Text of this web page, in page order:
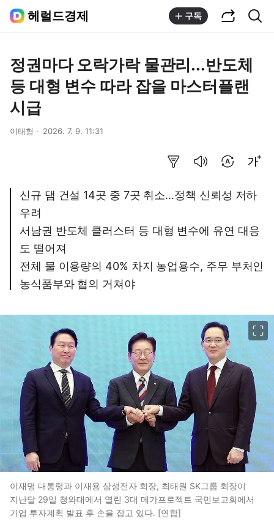
헤럴드경제 구독
정권마다 오락가락 물관리...반도체
등 대형 변수 따라 잡을 마스터플랜
시급
이태형 2026. 7. 9. 11:31
신규 댐 건설 14곳 중 7곳 취소…정책 신뢰성 저하
우려
서남권 반도체 클러스터 등 대형 변수에 유연 대응
도 떨어져
전체 물 이용량의 40% 차지 농업용수, 주무 부처인
농식품부와 협의 거쳐야
이재명 대통령과 이재용 삼성전자 회장, 최태원 SK그룹 회장이
지난달 29일 청와대에서 열린 3대 메가프로젝트 국민보고회에서
기업 투자계획 발표 후 손을 잡고 있다. [연합]